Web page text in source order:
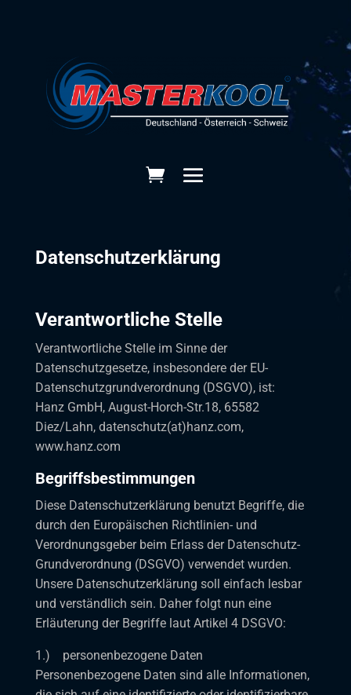
Datenschutzerklärung
Verantwortliche Stelle
Verantwortliche Stelle im Sinne der
Datenschutzgesetze, insbesondere der EU-
Datenschutzgrundverordnung (DSGVO), ist:
Hanz GmbH, August-Horch-Str.18, 65582
Diez/Lahn, datenschutz(at)hanz.com,
www.hanz.com
Begriffsbestimmungen
Diese Datenschutzerklärung benutzt Begriffe, die
durch den Europäischen Richtlinien- und
Verordnungsgeber beim Erlass der Datenschutz-
Grundverordnung (DSGVO) verwendet wurden.
Unsere Datenschutzerklärung soll einfach lesbar
und verständlich sein. Daher folgt nun eine
Erläuterung der Begriffe laut Artikel 4 DSGVO:
1.) personenbezogene Daten
Personenbezogene Daten sind alle Informationen,